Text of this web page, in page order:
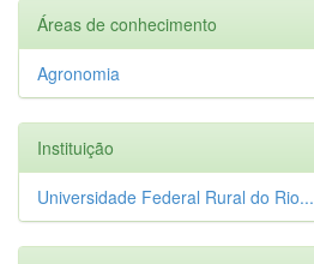
Áreas de conhecimento
Agronomia
Instituição
Universidade Federal Rural do Rio...